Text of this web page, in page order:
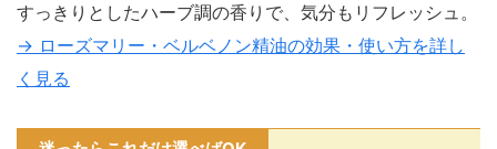
すっきりとしたハーブ調の香りで、気分もリフレッシュ。
→ ローズマリー・ベルベノン精油の効果・使い方を詳し
く見る